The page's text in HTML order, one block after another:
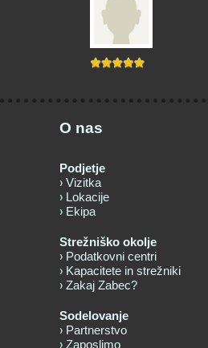
O nas
Podjetje
Vizitka
Lokacije
Ekipa
Strežniško okolje
Podatkovni centri
Kapacitete in strežniki
Zakaj Zabec?
Sodelovanje
Partnerstvo
Zaposlimo